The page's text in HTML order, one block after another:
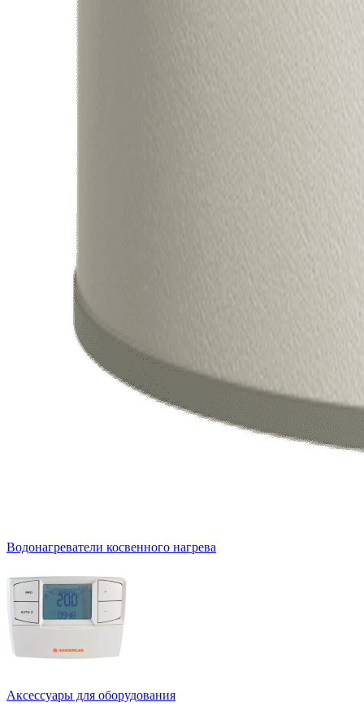
Водонагреватели косвенного нагрева
Аксессуары для оборудования